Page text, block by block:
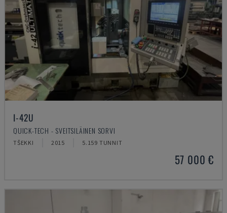
I-42U
QUICK-TECH - SVEITSILÄINEN SORVI
TŠEKKI 2015 5.159 TUNNIT
57 000 €